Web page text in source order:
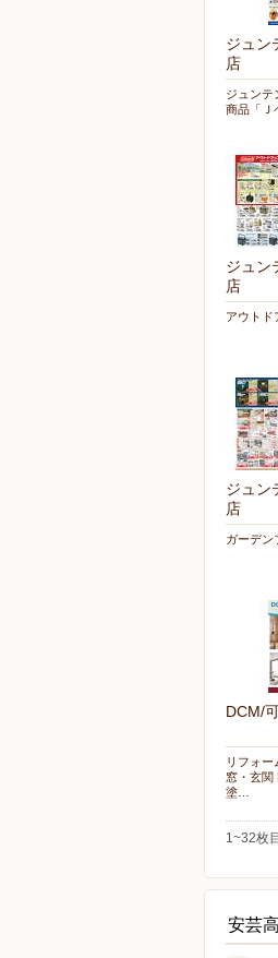
ジュン
店
ジュンテ
商品「Ｊ
ジュン
店
アウトド
ジュン
店
ガーデン
DCM/
リフォ
窓・玄関
塗…
1~32枚
安芸